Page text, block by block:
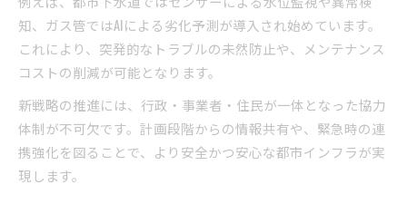
知、ガス管ではAIによる劣化予測が導入され始めています。
これにより、突発的なトラブルの未然防止や、メンテナンス
コストの削減が可能となります。
新戦略の推進には、行政・事業者・住民が一体となった協力
体制が不可欠です。計画段階からの情報共有や、緊急時の連
携強化を図ることで、より安全かつ安心な都市インフラが実
現します。